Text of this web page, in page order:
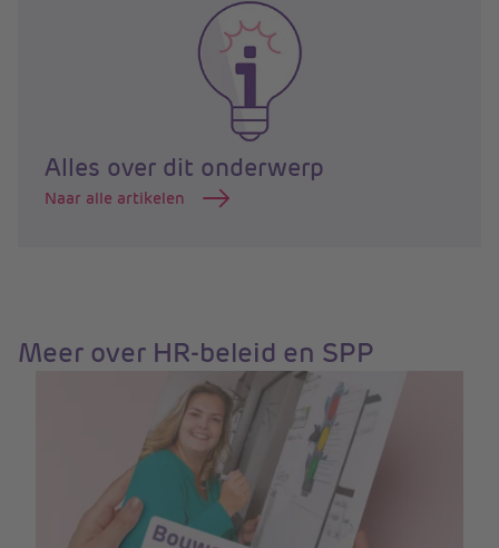
Alles over dit onderwerp
Naar alle artikelen
Meer over HR-beleid en SPP